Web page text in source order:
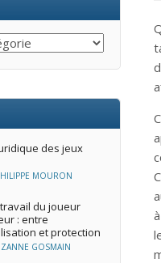
des jeux
MOURON
du joueur
: entre
et protection
GOSMAIN